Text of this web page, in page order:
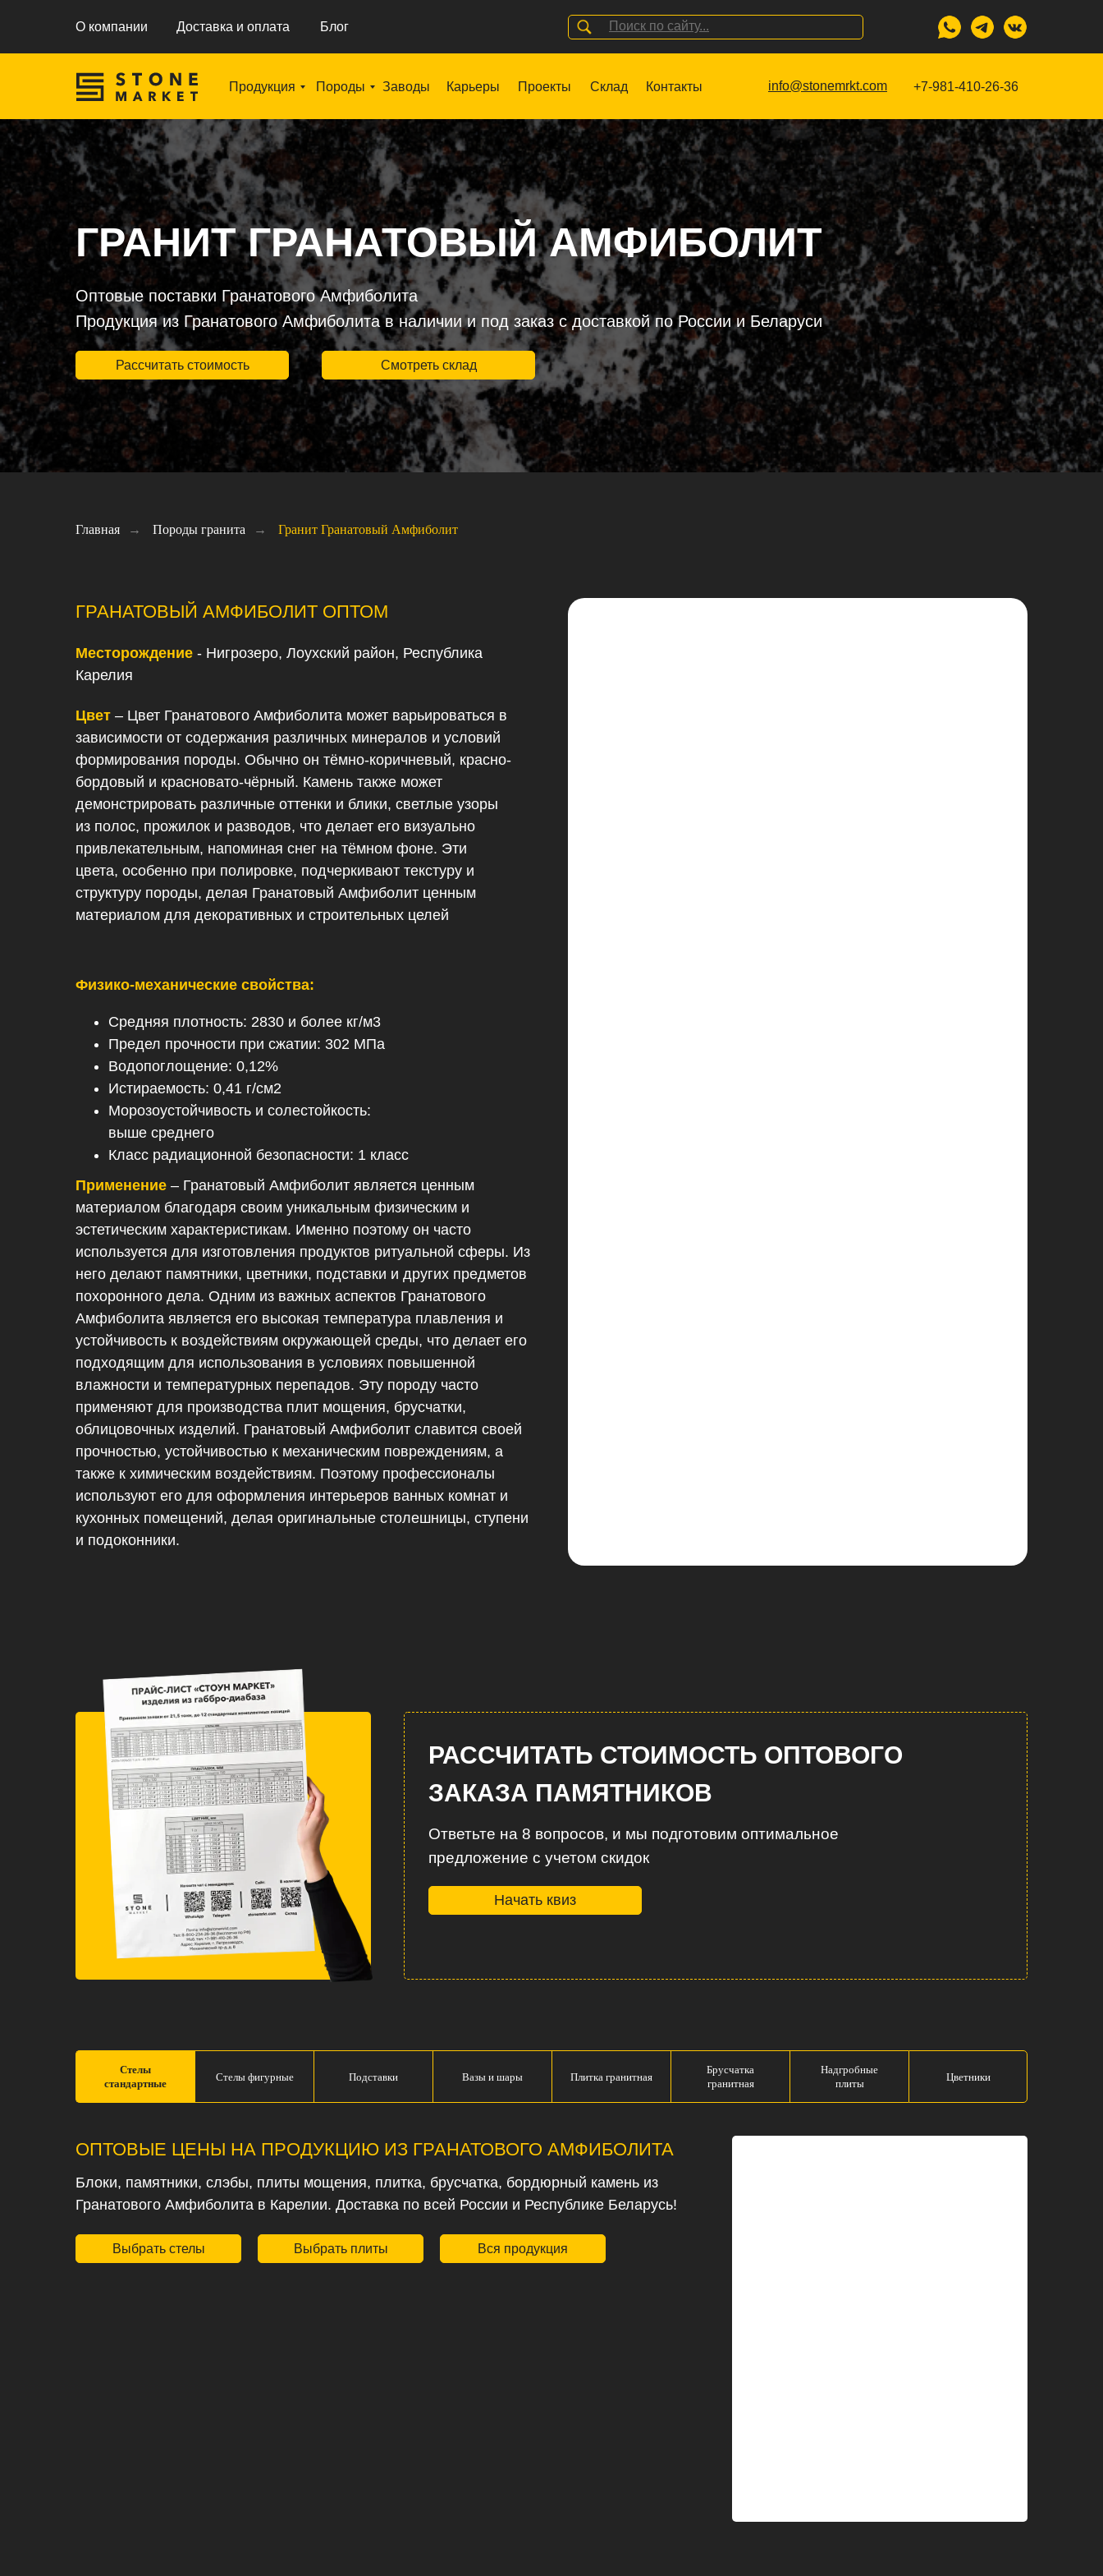
Продукция Породы Заводы Карьеры Склад
Проекты Контакты info@stonemrkt.com +7-981-410-26-36
Поиск по сайту...
О компании Доставка и оплата Блог
ГРАНИТ ГРАНАТОВЫЙ АМФИБОЛИТ
Рассчитать стоимость
Оптовые поставки Гранатового Амфиболита
Продукция из Гранатового Амфиболита в наличии и под заказ с доставкой по России и Беларуси
Смотреть склад
Главная → Породы гранита → Гранит Гранатовый Амфиболит
ГРАНАТОВЫЙ АМФИБОЛИТ ОПТОМ
Цвет – Цвет Гранатового Амфиболита может варьироваться в
зависимости от содержания различных минералов и условий
формирования породы. Обычно он тёмно-коричневый, красно-
бордовый и красновато-чёрный. Камень также может
демонстрировать различные оттенки и блики, светлые узоры
из полос, прожилок и разводов, что делает его визуально
привлекательным, напоминая снег на тёмном фоне. Эти
цвета, особенно при полировке, подчеркивают текстуру и
структуру породы, делая Гранатовый Амфиболит ценным
материалом для декоративных и строительных целей
Физико-механические свойства:
Средняя плотность: 2830 и более кг/м3
Предел прочности при сжатии: 302 МПа
Водопоглощение: 0,12%
Истираемость: 0,41 г/см2
Морозоустойчивость и солестойкость:
выше среднего
Класс радиационной безопасности: 1 класс
Месторождение - Нигрозеро, Лоухский район, Республика
Карелия
Применение – Гранатовый Амфиболит является ценным
материалом благодаря своим уникальным физическим и
эстетическим характеристикам. Именно поэтому он часто
используется для изготовления продуктов ритуальной сферы. Из
него делают памятники, цветники, подставки и других предметов
похоронного дела. Одним из важных аспектов Гранатового
Амфиболита является его высокая температура плавления и
устойчивость к воздействиям окружающей среды, что делает его
подходящим для использования в условиях повышенной
влажности и температурных перепадов. Эту породу часто
применяют для производства плит мощения, брусчатки,
облицовочных изделий. Гранатовый Амфиболит славится своей
прочностью, устойчивостью к механическим повреждениям, а
также к химическим воздействиям. Поэтому профессионалы
используют его для оформления интерьеров ванных комнат и
кухонных помещений, делая оригинальные столешницы, ступени
и подоконники.
Начать квиз
РАССЧИТАТЬ СТОИМОСТЬ ОПТОВОГО
ЗАКАЗА ПАМЯТНИКОВ
Ответьте на 8 вопросов, и мы подготовим оптимальное
предложение с учетом скидок
Стелы
стандартные
Стелы фигурные Подставки Вазы и шары Плитка гранитная
Брусчатка
гранитная
Надгробные
плиты
Цветники
ОПТОВЫЕ ЦЕНЫ НА ПРОДУКЦИЮ ИЗ ГРАНАТОВОГО АМФИБОЛИТА
Блоки, памятники, слэбы, плиты мощения, плитка, брусчатка, бордюрный камень из
Гранатового Амфиболита в Карелии. Доставка по всей России и Республике Беларусь!
Вся продукция
Выбрать плиты
Выбрать стелы